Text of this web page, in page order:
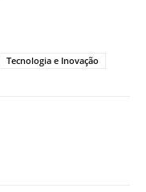
Tecnologia e Inovação